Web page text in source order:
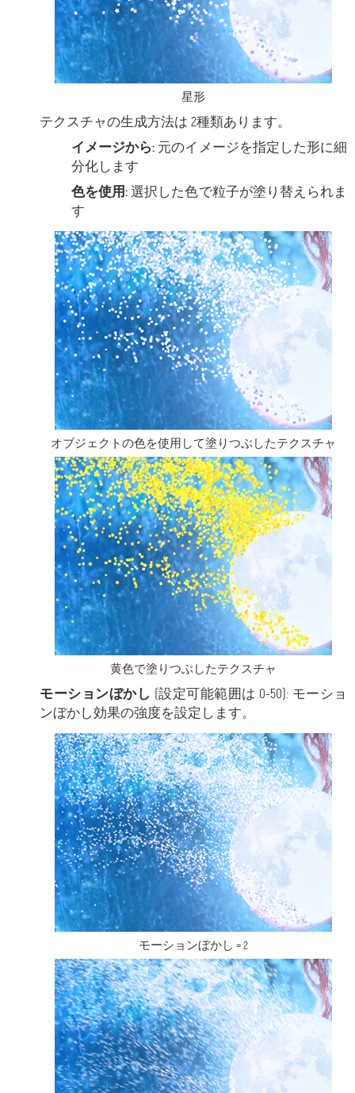
星形
テクスチャの生成方法は 2種類あります。
イメージから: 元のイメージを指定した形に細
分化します
色を使用:選択した色で粒子が塗り替えられま
す
オブジェクトの色を使用して塗りつぶしたテクスチャ
黄色で塗りつぶしたテクスチャ
モーションぼかし (設定可能範囲は 0-50): モーショ
ンぼかし効果の強度を設定します。
モーションぼかし = 2